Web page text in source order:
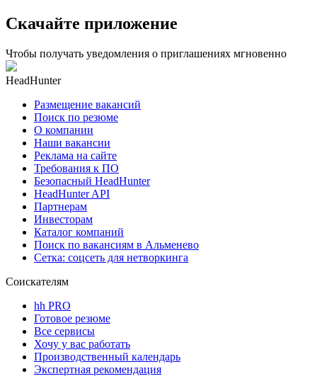
Скачайте приложение
Чтобы получать уведомления о приглашениях мгновенно
HeadHunter
Размещение вакансий
Поиск по резюме
О компании
Наши вакансии
Реклама на сайте
Требования к ПО
Безопасный HeadHunter
HeadHunter API
Партнерам
Инвесторам
Каталог компаний
Поиск по вакансиям в Альменево
Сетка: соцсеть для нетворкинга
Соискателям
hh PRO
Готовое резюме
Все сервисы
Хочу у вас работать
Производственный календарь
Экспертная рекомендация